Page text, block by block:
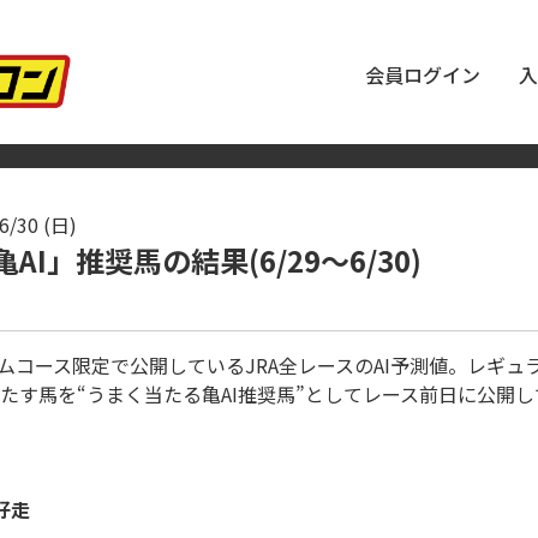
会員ログイン
30 (日)
AI」推奨馬の結果(6/29～6/30)
コース限定で公開しているJRA全レースのAI予測値。レギュ
す馬を“うまく当たる亀AI推奨馬”としてレース前日に公開
走